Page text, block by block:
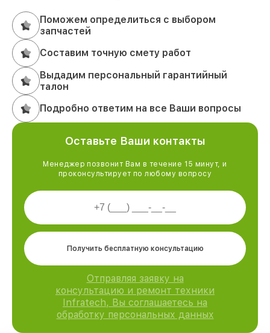
Поможем определиться с выбором
запчастей
Составим точную смету работ
Выдадим персональный гарантийный
талон
Подробно ответим на все Ваши вопросы
Оставьте Ваши контакты
Менеджер позвонит Вам в течение 15 минут, и
проконсультирует по любому вопросу
Получить бесплатную консультацию
Отправляя заявку на
консультацию и ремонт техники
Infratech, Вы соглашаетесь на
обработку персональных данных